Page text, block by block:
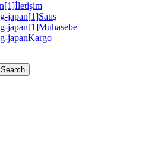
İletişim
Satış
Muhasebe
Kargo
Search